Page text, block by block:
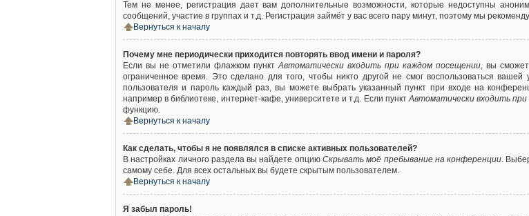
Тем не менее, регистрация дает вам дополнительные возможности, которые недоступны
сообщений, участие в группах и т.д. Регистрация займёт у вас всего пару минут, поэтому мы
Вернуться к началу
Почему мне периодически приходится повторять ввод имени и пароля?
Если вы не отметили флажком пунктАвтоматически входить при каждом посещении, вы
ограниченное время. Это сделано для того, чтобы никто другой не смог воспользоваться
пользователя и пароль каждый раз, вы можете выбрать указанный пункт при входе на
например в библиотеке, интернет-кафе, университете и т.д. Если пунктАвтоматически входить
функцию.
Вернуться к началу
Как сделать, чтобы я не появлялся в списке активных пользователей?
В настройках личного раздела вы найдете опцию Скрывать моё пребывание на конференции.
самому себе. Для всех остальных вы будете скрытым пользователем.
Вернуться к началу
Я забыл пароль!